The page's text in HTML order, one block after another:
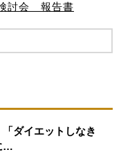
討会 報告書
ダイエットしなき
…